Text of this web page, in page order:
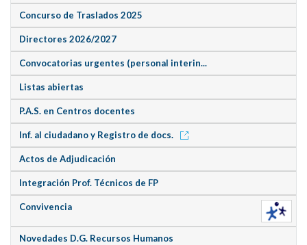
Concurso de Traslados 2025
Directores 2026/2027
Convocatorias urgentes (personal interin...
Listas abiertas
P.A.S. en Centros docentes
Inf. al ciudadano y Registro de docs.
Actos de Adjudicación
Integración Prof. Técnicos de FP
Convivencia
Novedades D.G. Recursos Humanos